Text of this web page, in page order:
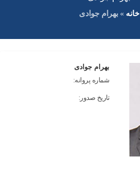
خانه » بهرام جوادی
بهرام جوادی
شماره پروانه:
تاریخ صدور: